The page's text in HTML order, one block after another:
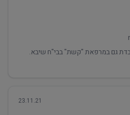
גם במרפאת "קשת" בבי"ח שיבא.
23.11.21